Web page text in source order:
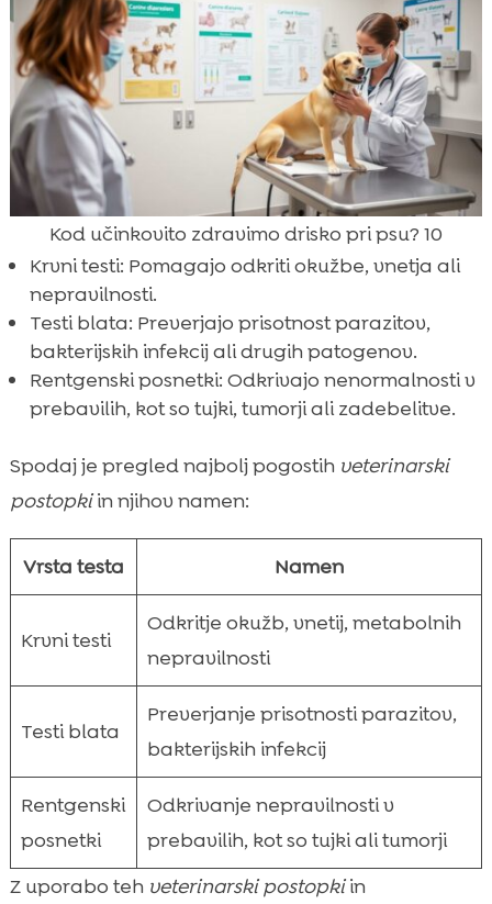
Kod učinkovito zdravimo drisko pri psu? 10
Krvni testi: Pomagajo odkriti okužbe, vnetja ali
nepravilnosti.
Testi blata: Preverjajo prisotnost parazitov,
bakterijskih infekcij ali drugih patogenov.
Rentgenski posnetki: Odkrivajo nenormalnosti v
prebavilih, kot so tujki, tumorji ali zadebelitve.
Spodaj je pregled najbolj pogostih veterinarski
postopkiin njihov namen:
Vrsta testa Namen
Krvni testi
Odkritje okužb, vnetij, metabolnih
nepravilnosti
Testi blata
Preverjanje prisotnosti parazitov,
bakterijskih infekcij
Rentgenski
posnetki
Odkrivanje nepravilnosti v
prebavilih, kot so tujki ali tumorji
Z uporabo teh veterinarski postopkiin